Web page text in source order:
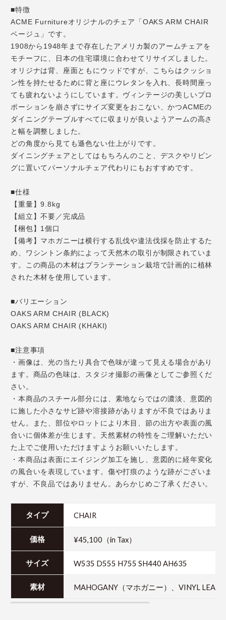
■特徴
ACME Furnitureオリジナルのチェア「OAKS ARM CHAIR
ベージュ」です。
1908から1948年まで存在したアメリカ製のアームチェアを
モチーフに、日本の住宅環境に合わせてリサイズしました。
オリジナは背、座面ともにウッドですが、こちらはクッショ
ン性を持たせるために背と座にウレタンを入れ、長時間座っ
ても疲れないようにしています。ヴィンテージの美しいプロ
ポーションを崩さずにサイズ変更をおこない、かつACMEの
ダイニングテーブルすべてに収まりが良いようアームの高さ
と幅を調整しました。
どの角度から見ても遜色ない仕上がりです。
ダイニングチェアとしてはもちろんのこと、デスクやリビン
グに置いてパーソナルチェア代わりにもおすすめです。
■仕様
【重量】9.8kg
【組立】不要／完成品
【梱包】1個口
【備考】マホガニーは横行する乱伐や違法伐採を防止するた
め、ワシントン条約によって天然木の取引が制限されていま
す。この商品の木材はプランテーション栽培で計画的に植林
された木材を使用しています。
■バリエーション
OAKS ARM CHAIR (BLACK)
OAKS ARM CHAIR (KHAKI)
■注意事項
・画像は、光の当たり具合で色味が違って見える場合があり
ます。商品の色味は、スタジオ撮影の画像としてご参照くだ
さい。
・本商品のスチール部分には、素地ならではの濃淡、意図的
に施した小さなサビ跡や溶接跡がありますが不良ではありま
せん。また、部位やロットにより木目、節の出方や表面の風
合いに個体差が生じます。天然素材の特性をご理解いただい
た上でご使用いただけますようお願いいたします。
・本商品は表面にエイジング加工を施し、意図的に経年変化
の風合いを表現しています。傷や打痕のような跡がございま
すが、不良品ではありません。あらかじめご了承ください。
タイプ CHAIR
価格 ¥45,100（in Tax）
サイズ W535 D555 H755 SH440 AH635
素材 MAHOGANY（マホガニー）、VINYL